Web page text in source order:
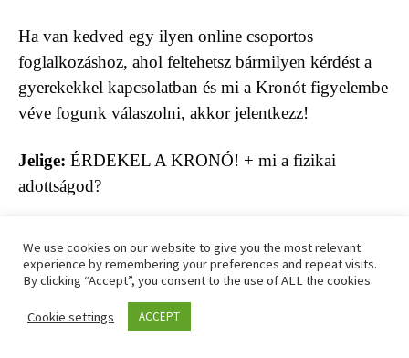
Ha van kedved egy ilyen online csoportos
foglalkozáshoz, ahol feltehetsz bármilyen kérdést a
gyerekekkel kapcsolatban és mi a Kronót figyelembe
véve fogunk válaszolni, akkor jelentkezz!
Jelige: ÉRDEKEL A KRONÓ! + mi a fizikai
adottságod?
rendelkezel azinfo@mindenamikrono.huemail
címünkre, és mi küldjük a Zoom linket.Csak rá kell
kattintani a linkre és már benn is vagy.
We use cookies on our website to give you the most relevant
experience by remembering your preferences and repeat visits.
By clicking “Accept”, you consent to the use of ALL the cookies.
Cookie settings ACCEPT